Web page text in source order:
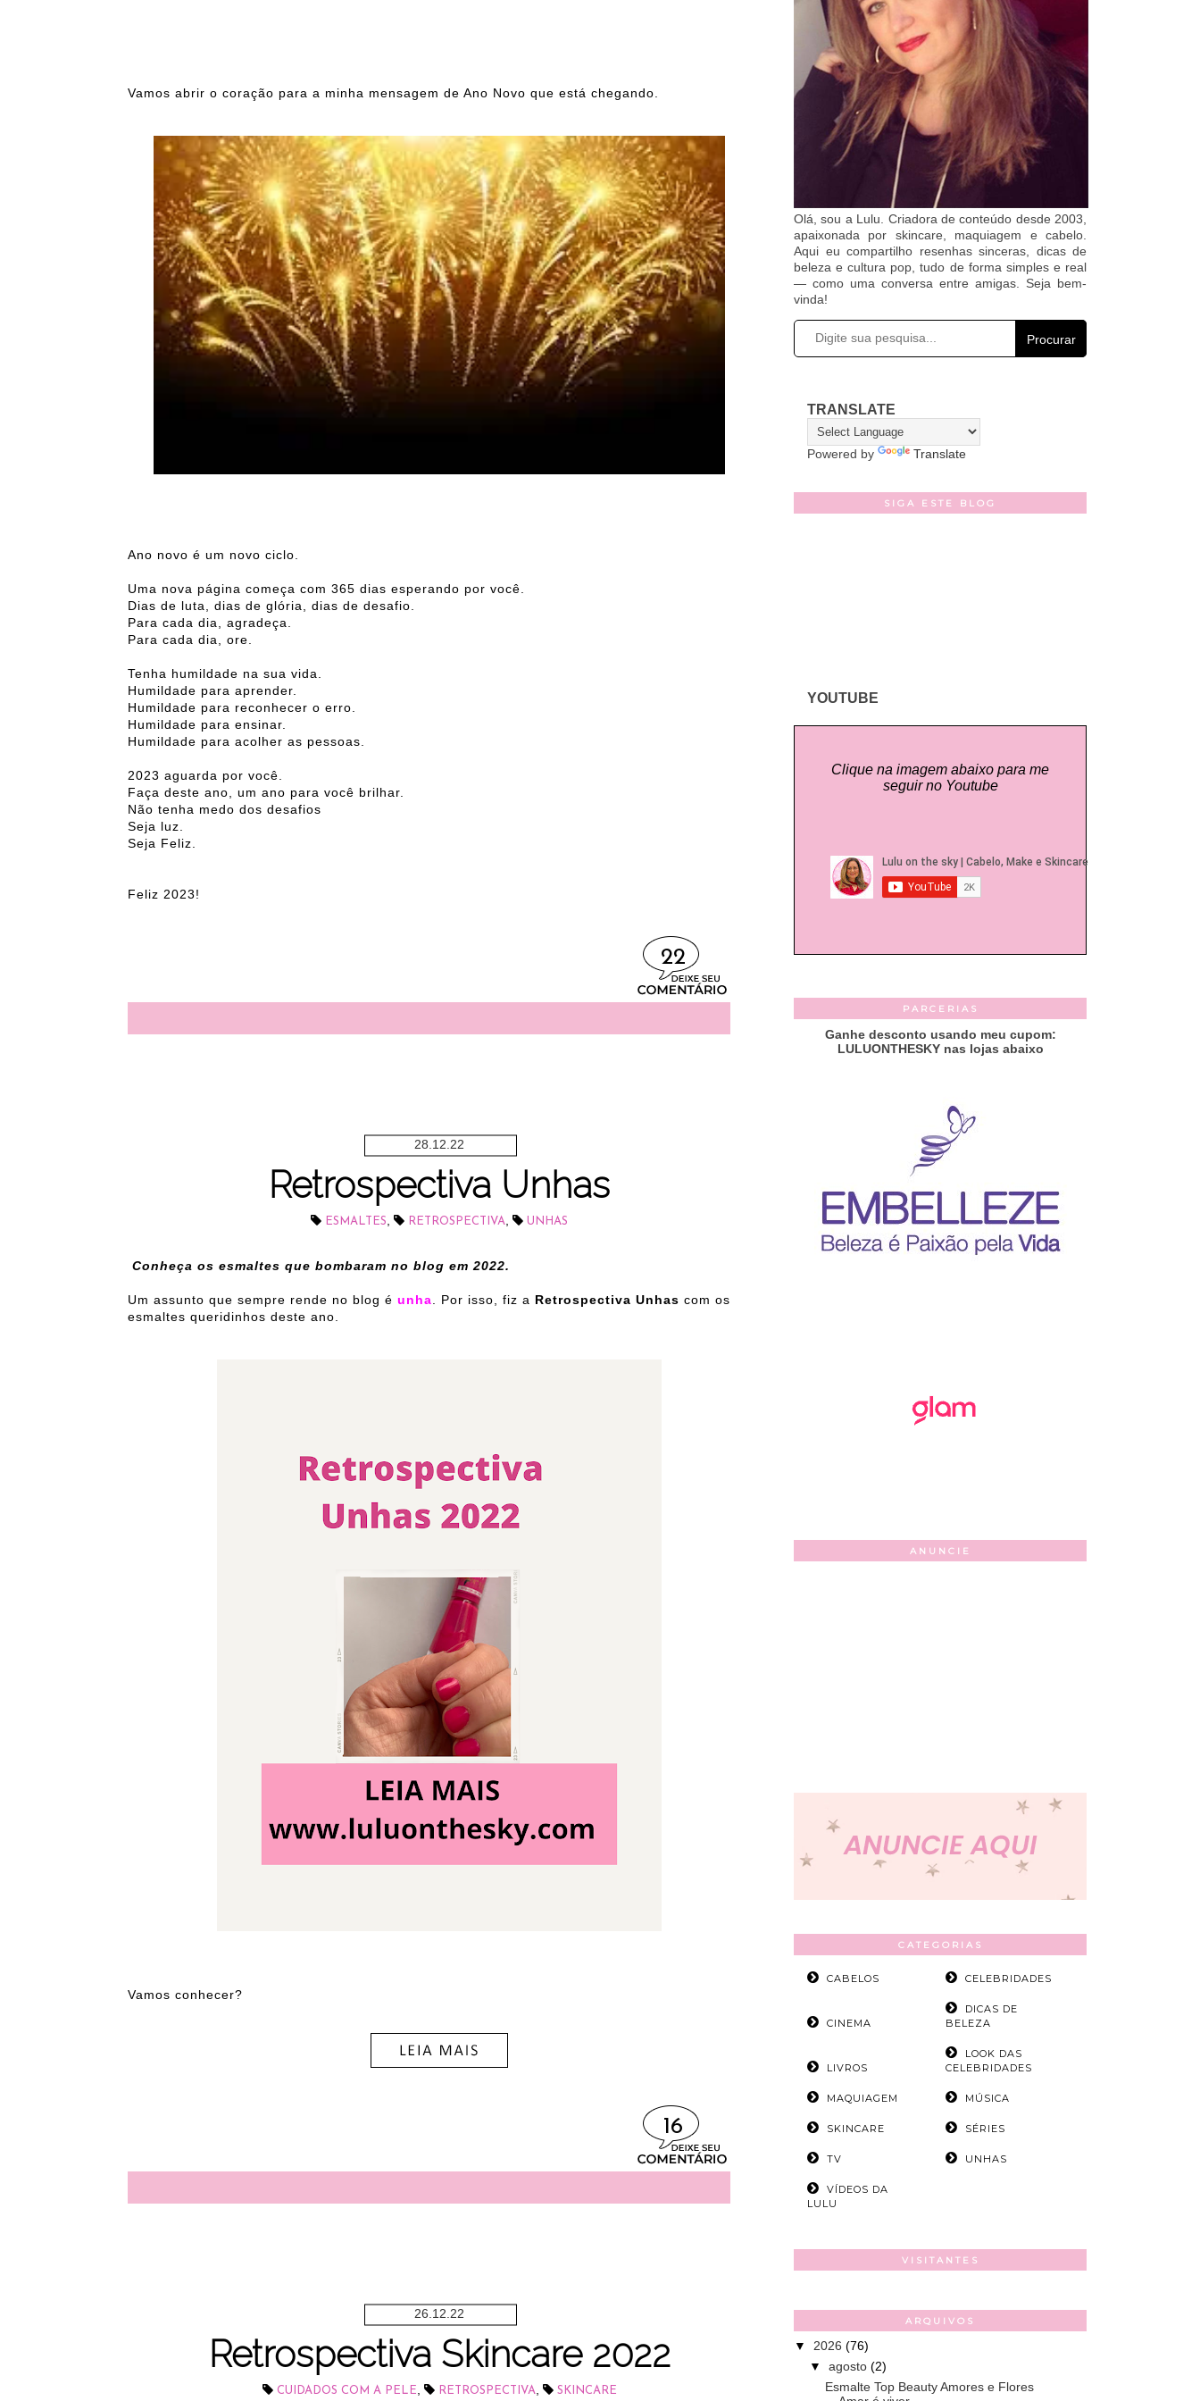
Vamos abrir o coração para a minha mensagem de Ano Novo que está chegando.
Ano novo é um novo ciclo.
Uma nova página começa com 365 dias esperando por você.
Dias de luta, dias de glória, dias de desafio.
Para cada dia, agradeça.
Para cada dia, ore.
Tenha humildade na sua vida.
Humildade para aprender.
Humildade para reconhecer o erro.
Humildade para ensinar.
Humildade para acolher as pessoas.
2023 aguarda por você.
Faça deste ano, um ano para você brilhar.
Não tenha medo dos desafios
Seja luz.
Seja Feliz.
Feliz 2023!
22
28.12.22
Retrospectiva Unhas
ESMALTES RETROSPECTIVA UNHAS
Conheça os esmaltes que bombaram no blog em 2022.
Um assunto que sempre rende no blog é unha . Por isso, fiz a Retrospectiva Unhas com os
esmaltes queridinhos deste ano.
Vamos conhecer?
16
26.12.22
Retrospectiva Skincare 2022
CUIDADOS COM A PELE RETROSPECTIVA SKINCARE
Olá, sou a Lulu. Criadora de conteúdo desde 2003,
apaixonada por skincare, maquiagem e cabelo.
Aqui eu compartilho resenhas sinceras, dicas de
beleza e cultura pop, tudo de forma simples e real
— como uma conversa entre amigas. Seja bem-
vinda!
Procurar
TRANSLATE
Powered by Translate
SIGA ESTE BLOG
YOUTUBE
Clique na imagem abaixo para me
seguir no Youtube
PARCERIAS
Ganhe desconto usando meu cupom:
LULUONTHESKY nas lojas abaixo
ANUNCIE
CATEGORIAS
CABELOS CELEBRIDADES
CINEMA
DICAS DE
BELEZA
LIVROS
LOOK DAS
CELEBRIDADES
MAQUIAGEM MÚSICA
SKINCARE SÉRIES
TV UNHAS
VÍDEOS DA
LULU
VISITANTES
ARQUIVOS
▼ 2026 (76)
▼ agosto (2)
Esmalte Top Beauty Amores e Flores